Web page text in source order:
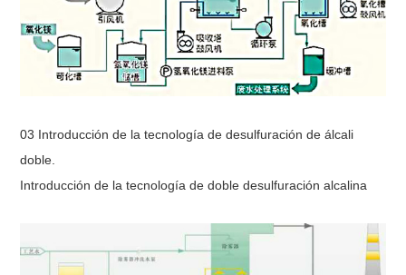
03 Introducción de la tecnología de desulfuración de álcali
doble.
Introducción de la tecnología de doble desulfuración alcalina